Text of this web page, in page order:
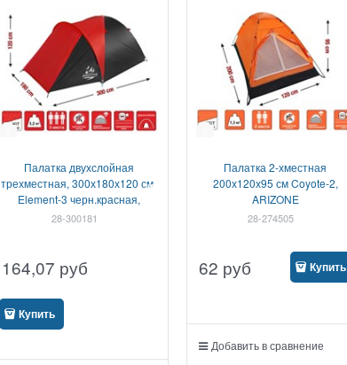
Палатка двухслойная
трехместная, 300х180х120 см,
Element-3 черн.красная,
ARIZONE
28-300181
164,07 руб
Купить
Палатка 2-хместная
200х120х95 см Coyote-2,
ARIZONE
28-274505
62 руб Купить
Добавить в сравнение